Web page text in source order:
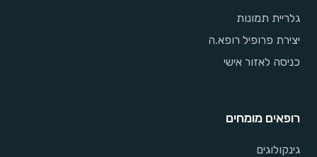
גלריית תמונות
יצירת פרופיל רופא.ה
כניסה לאזור אישי
רופאים מומחים
גינקולוגים